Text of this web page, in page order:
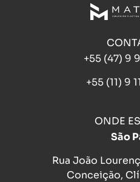
+55 (47) 9
+55 (11) 9
ONDE
São
Rua João
Conceição,